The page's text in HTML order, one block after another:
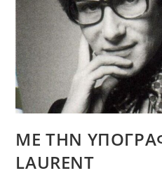
ΜΕ ΤΗΝ
LAURENT